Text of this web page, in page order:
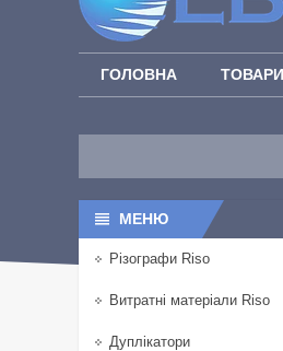
ГОЛОВНА ТОВАРИ
Різографи Riso
Витратні матеріали Riso
Дуплікатори